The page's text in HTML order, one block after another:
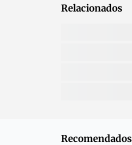
Relacionados
Recomendados